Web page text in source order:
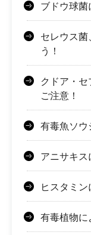
ブドウ球菌
セレウス
う！
クドア・
ご注意！
有毒魚ソウ
アニサキス
ヒスタミン
有毒植物に